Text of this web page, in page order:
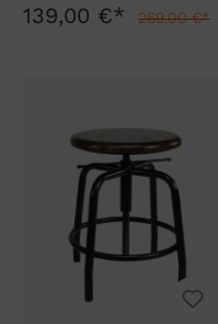
139,00 €* 269,00 €*